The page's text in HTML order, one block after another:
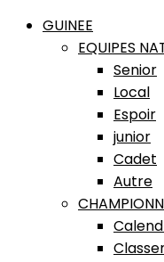
GUINEE
EQUIPES
Senior
Local
Espoir
junior
Cadet
Autre